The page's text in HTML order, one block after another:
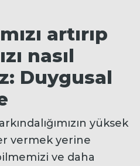
artırıp
nasıl
Duygusal
yüksek
vermek yerine
ve daha